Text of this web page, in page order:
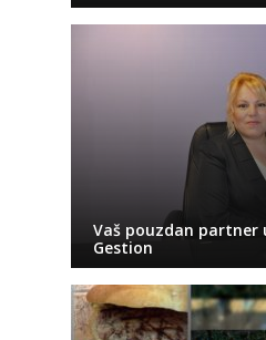
Vaš pouzdan partner
Gestion